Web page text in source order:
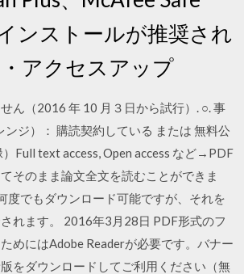
ンストールが推奨され
・アクセスアップ
ん（2016 年 10 月３日から試行）. ○. 事
ンジ）： 購読契約している または 無料公
Full text access, Open access など→PDF
そのまま論文全文を読むことができま
度でもダウンロード可能ですが、それを
れます。 2016年3月28日 PDF形式のフ
めにはAdobe Readerが必要です。バナー
をダウンロードしてご利用ください（無